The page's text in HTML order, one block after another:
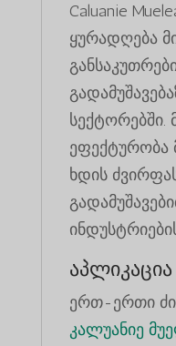
Caluanie
ყურადღება
სექტორებში.
ეფექტურობა
ხდის
აპლიკაცია
ერთ-ერთი
კალუანიე